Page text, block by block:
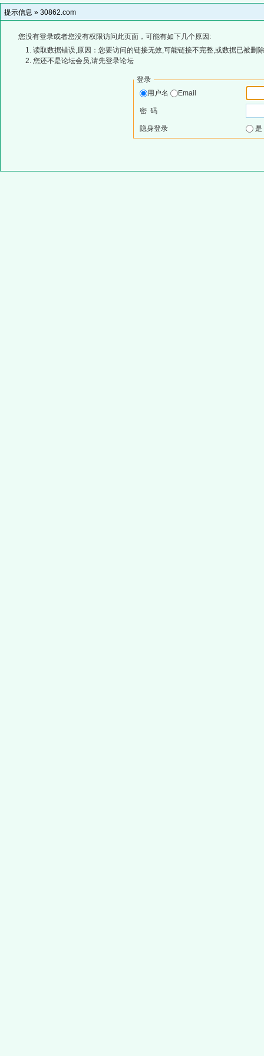
提示信息 » 30862.com
您没有登录或者您没有权限访问此页面，可能有如下几个原因:
读取数据错误,原因：您要访问的链接无效,可能链接不完整,或数据已被删
您还不是论坛会员,请先登录论坛
登录
用户名
Email
密 码
隐身登录